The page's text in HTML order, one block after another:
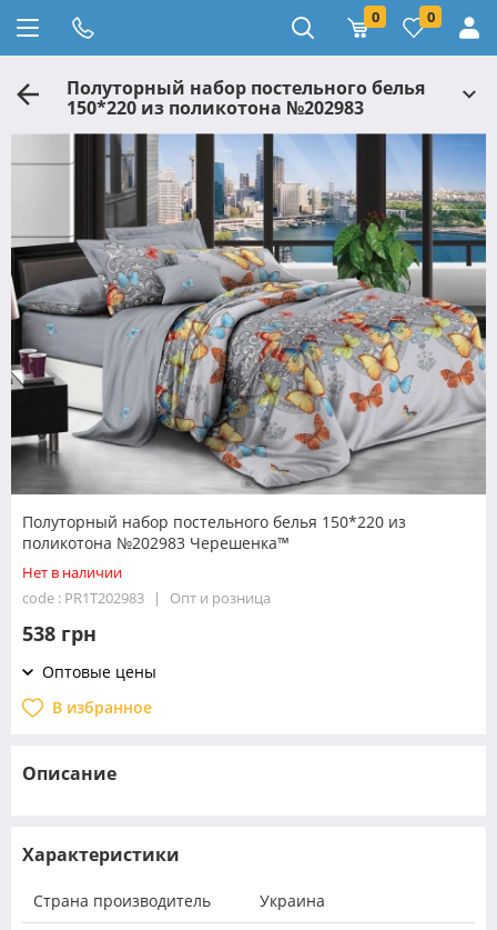
0 0
Полуторный набор постельного белья
150*220 из поликотона №202983
Черешенка™
Полуторный набор постельного белья 150*220 из
поликотона №202983 Черешенка™
Нет в наличии
code : PR1T202983
Опт и розница
538 грн
Оптовые цены
В избранное
Описание
Характеристики
Страна производитель Украина